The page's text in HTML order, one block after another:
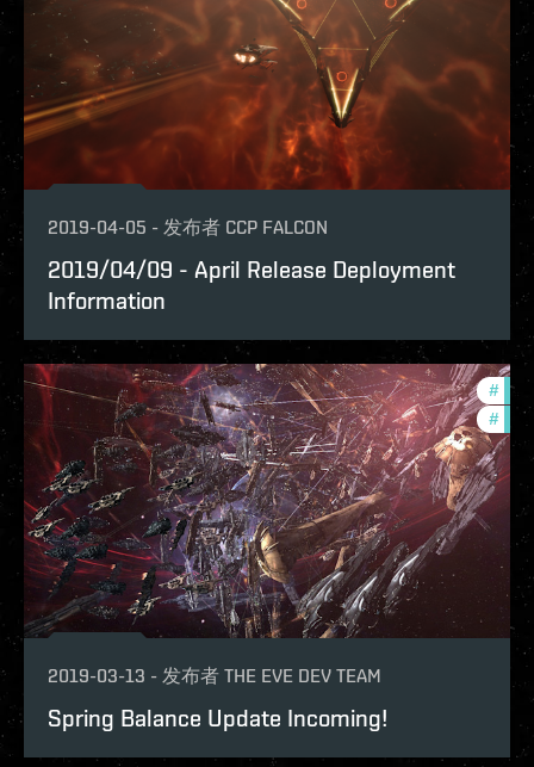
2019-04-05 - 发布者 CCP FALCON
2019/04/09 - April Release Deployment
Information
#
#
2019-03-13 - 发布者 THE EVE DEV TEAM
Spring Balance Update Incoming!